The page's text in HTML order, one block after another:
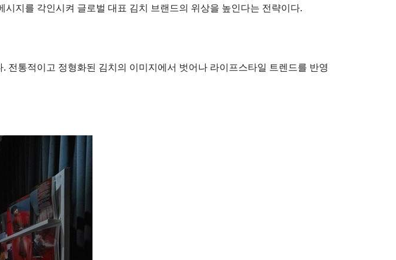
지를 각인시켜 글로벌 대표 김치 브랜드의 위상을 높인다는 전략이다.
전통적이고 정형화된 김치의 이미지에서 벗어나 라이프스타일 트렌드를 반영